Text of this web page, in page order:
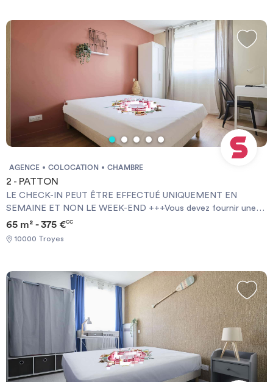
AGENCE COLOCATION CHAMBRE
2 - PATTON
LE CHECK-IN PEUT ÊTRE EFFECTUÉ UNIQUEMENT EN
SEMAINE ET NON LE WEEK-END +++Vous devez fournir une
Garantie Visale obligatoirement et une assurance habitation+++
[ENG] CHECK-IN CAN ONLY BE DONE ON WEEKDAYS AND
NOT AT WEEKENDS +++You must provide a Visale Guarantee
65 m² - 375 €CC
10000 Troyes